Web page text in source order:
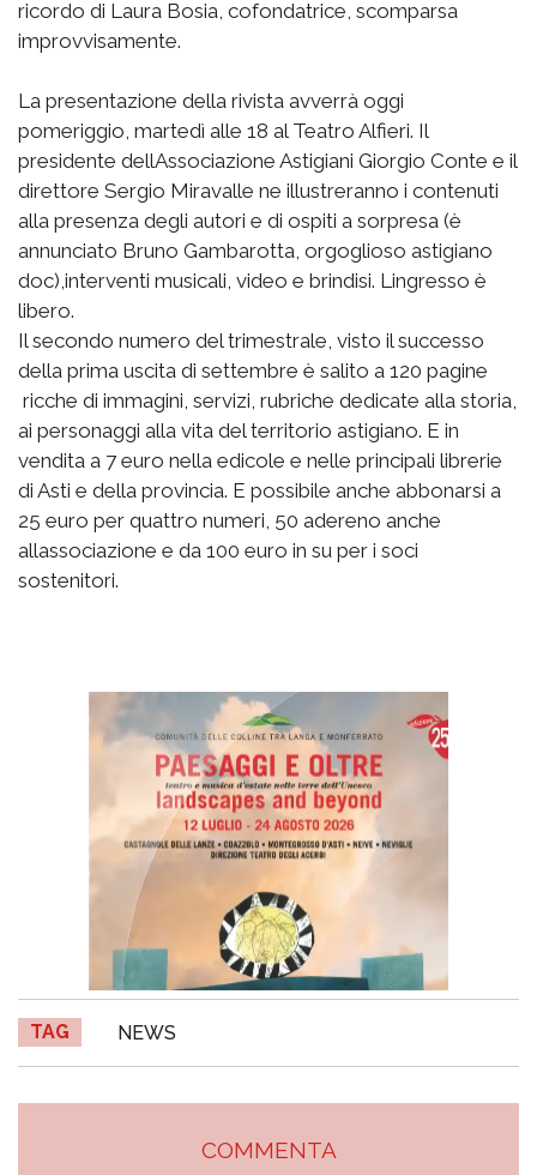
ricordo di Laura Bosia, cofondatrice, scomparsa
improvvisamente.
La presentazione della rivista avverrà oggi
pomeriggio, martedì alle 18 al Teatro Alfieri. Il
presidente dellAssociazione Astigiani Giorgio Conte e il
direttore Sergio Miravalle ne illustreranno i contenuti
alla presenza degli autori e di ospiti a sorpresa (è
annunciato Bruno Gambarotta, orgoglioso astigiano
doc),interventi musicali, video e brindisi. Lingresso è
libero.
Il secondo numero del trimestrale, visto il successo
della prima uscita di settembre è salito a 120 pagine
ricche di immagini, servizi, rubriche dedicate alla storia,
ai personaggi alla vita del territorio astigiano. E in
vendita a 7 euro nella edicole e nelle principali librerie
di Asti e della provincia. E possibile anche abbonarsi a
25 euro per quattro numeri, 50 adereno anche
allassociazione e da 100 euro in su per i soci
sostenitori.
TAG NEWS
COMMENTA